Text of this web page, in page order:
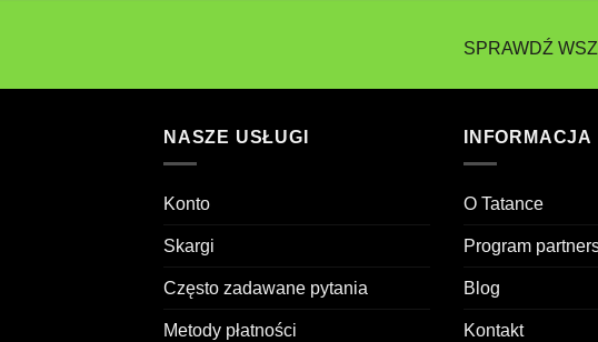
SPRAWDŹ
NASZE USŁUGI
Konto
Skargi
Często zadawane pytania
Metody płatności
INFORMACJA
O Tatance
Program
Blog
Kontakt